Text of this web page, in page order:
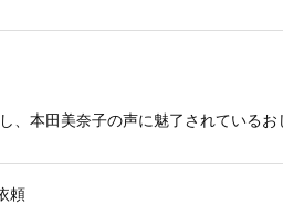
、本田美奈子の声に魅了されているお
頼